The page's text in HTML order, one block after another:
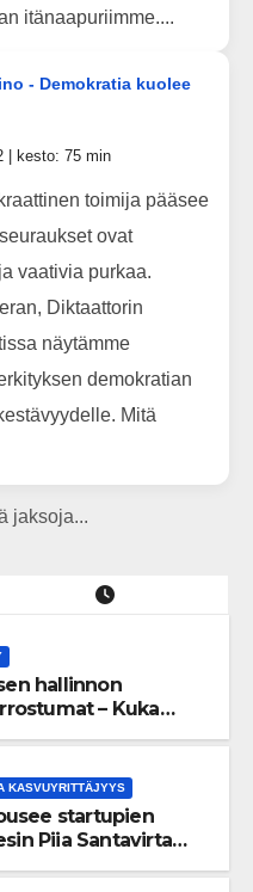
itänaapuriimme....
- Demokratia kuolee
| kesto: 75 min
toimija pääsee
ovat
vaativia purkaa.
Diktaattorin
näytämme
demokratian
Mitä
jaksoja...
hallinnon
– Kuka
KASVUYRITTÄJYYS
startupien
Piia Santavirta